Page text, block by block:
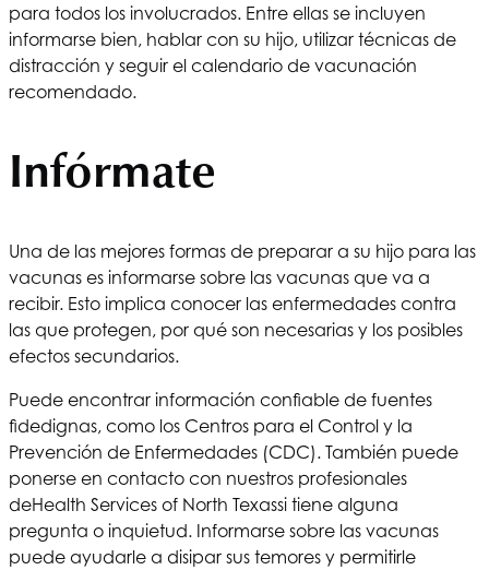
para todos los involucrados. Entre ellas se incluyen
informarse bien, hablar con su hijo, utilizar técnicas de
distracción y seguir el calendario de vacunación
recomendado.
Infórmate
Una de las mejores formas de preparar a su hijo para las
vacunas es informarse sobre las vacunas que va a
recibir. Esto implica conocer las enfermedades contra
las que protegen, por qué son necesarias y los posibles
efectos secundarios.
Puede encontrar información confiable de fuentes
fidedignas, como los Centros para el Control y la
Prevención de Enfermedades (CDC). También puede
ponerse en contacto con nuestros profesionales
deHealth Services of North Texassi tiene alguna
pregunta o inquietud. Informarse sobre las vacunas
puede ayudarle a disipar sus temores y permitirle